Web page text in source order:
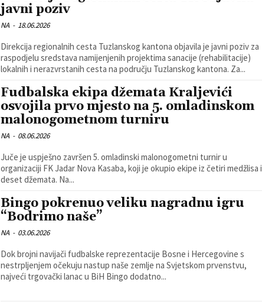
javni poziv
NA - 18.06.2026
Direkcija regionalnih cesta Tuzlanskog kantona objavila je javni poziv za
raspodjelu sredstava namijenjenih projektima sanacije (rehabilitacije)
lokalnih i nerazvrstanih cesta na području Tuzlanskog kantona. Za...
Fudbalska ekipa džemata Kraljevići
osvojila prvo mjesto na 5. omladinskom
malonogometnom turniru
NA - 08.06.2026
Juče je uspješno završen 5. omladinski malonogometni turnir u
organizaciji FK Jadar Nova Kasaba, koji je okupio ekipe iz četiri medžlisa i
deset džemata. Na...
Bingo pokrenuo veliku nagradnu igru
“Bodrimo naše”
NA - 03.06.2026
Dok brojni navijači fudbalske reprezentacije Bosne i Hercegovine s
nestrpljenjem očekuju nastup naše zemlje na Svjetskom prvenstvu,
najveći trgovački lanac u BiH Bingo dodatno...